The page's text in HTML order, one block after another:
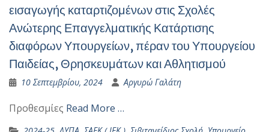
εισαγωγής καταρτιζομένων στις Σχολές
Ανώτερης Επαγγελματικής Κατάρτισης
διαφόρων Υπουργείων, πέραν του Υπουργείου
Παιδείας, Θρησκευμάτων και Αθλητισμού
10 Σεπτεμβρίου, 2024 Αργυρώ Γαλάτη
Προθεσμίες Read More …